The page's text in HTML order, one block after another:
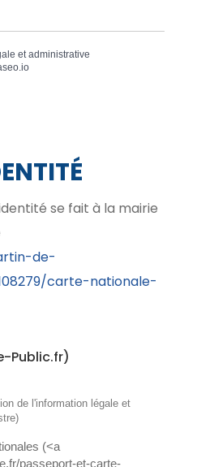
et administrative
se fait à la mairie
de-
carte-nationale-
Public.fr)
de l'information légale et
(<a
passeport-et-carte-